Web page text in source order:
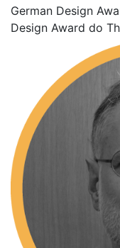
German Design
Design Award do